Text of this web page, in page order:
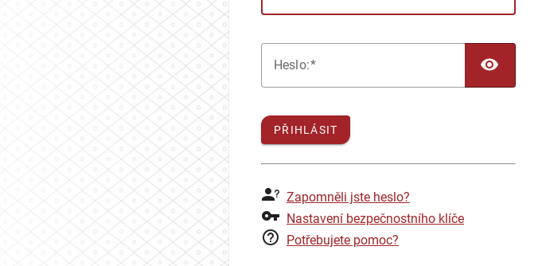
Heslo:
PŘIHLÁSIT
Zapomněli jste heslo?
Nastavení bezpečnostního klíče
Potřebujete pomoc?